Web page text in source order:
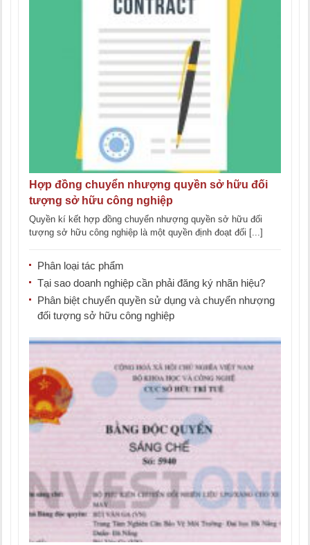
Hợp đồng chuyển nhượng quyền sở hữu đối
tượng sở hữu công nghiệp
Quyền kí kết hợp đồng chuyển nhượng quyền sở hữu đối
tượng sở hữu công nghiệp là một quyền định đoạt đối [...]
Phân loại tác phẩm
Tại sao doanh nghiệp cần phải đăng ký nhãn hiệu?
Phân biệt chuyển quyền sử dụng và chuyển nhượng
đối tượng sở hữu công nghiệp